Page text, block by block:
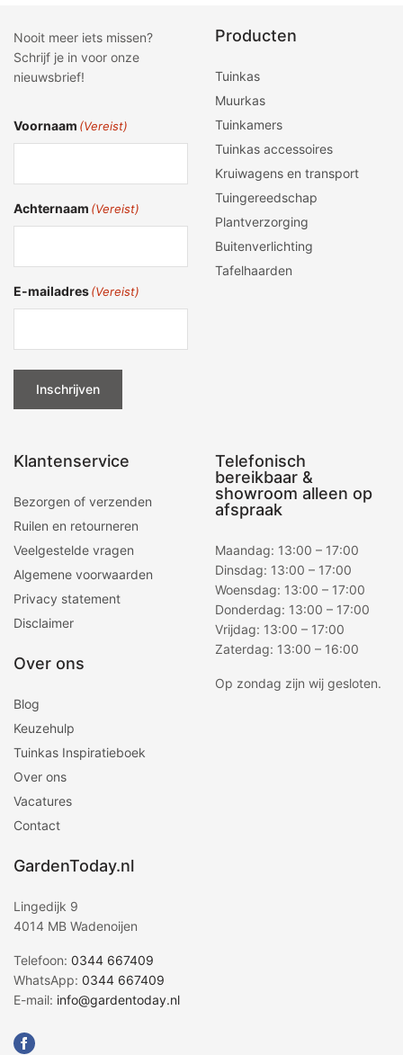
Nooit meer iets missen?
Schrijf je in voor onze
nieuwsbrief!
Voornaam (Vereist)
Achternaam (Vereist)
E-mailadres(Vereist)
Inschrijven
Producten
Tuinkas
Muurkas
Tuinkamers
Tuinkas accessoires
Kruiwagens en transport
Tuingereedschap
Plantverzorging
Buitenverlichting
Tafelhaarden
Klantenservice
Bezorgen of verzenden
Ruilen en retourneren
Veelgestelde vragen
Algemene voorwaarden
Privacy statement
Disclaimer
Over ons
Blog
Keuzehulp
Tuinkas Inspiratieboek
Over ons
Vacatures
Contact
Telefonisch
bereikbaar &
showroom alleen op
afspraak
Maandag: 13:00 – 17:00
Dinsdag: 13:00 – 17:00
Woensdag: 13:00 – 17:00
Donderdag: 13:00 – 17:00
Vrijdag: 13:00 – 17:00
Zaterdag: 13:00 – 16:00
Op zondag zijn wij gesloten.
GardenToday.nl
Lingedijk 9
4014 MB Wadenoijen
Telefoon:0344 667409
WhatsApp:0344 667409
E-mail: info@gardentoday.nl